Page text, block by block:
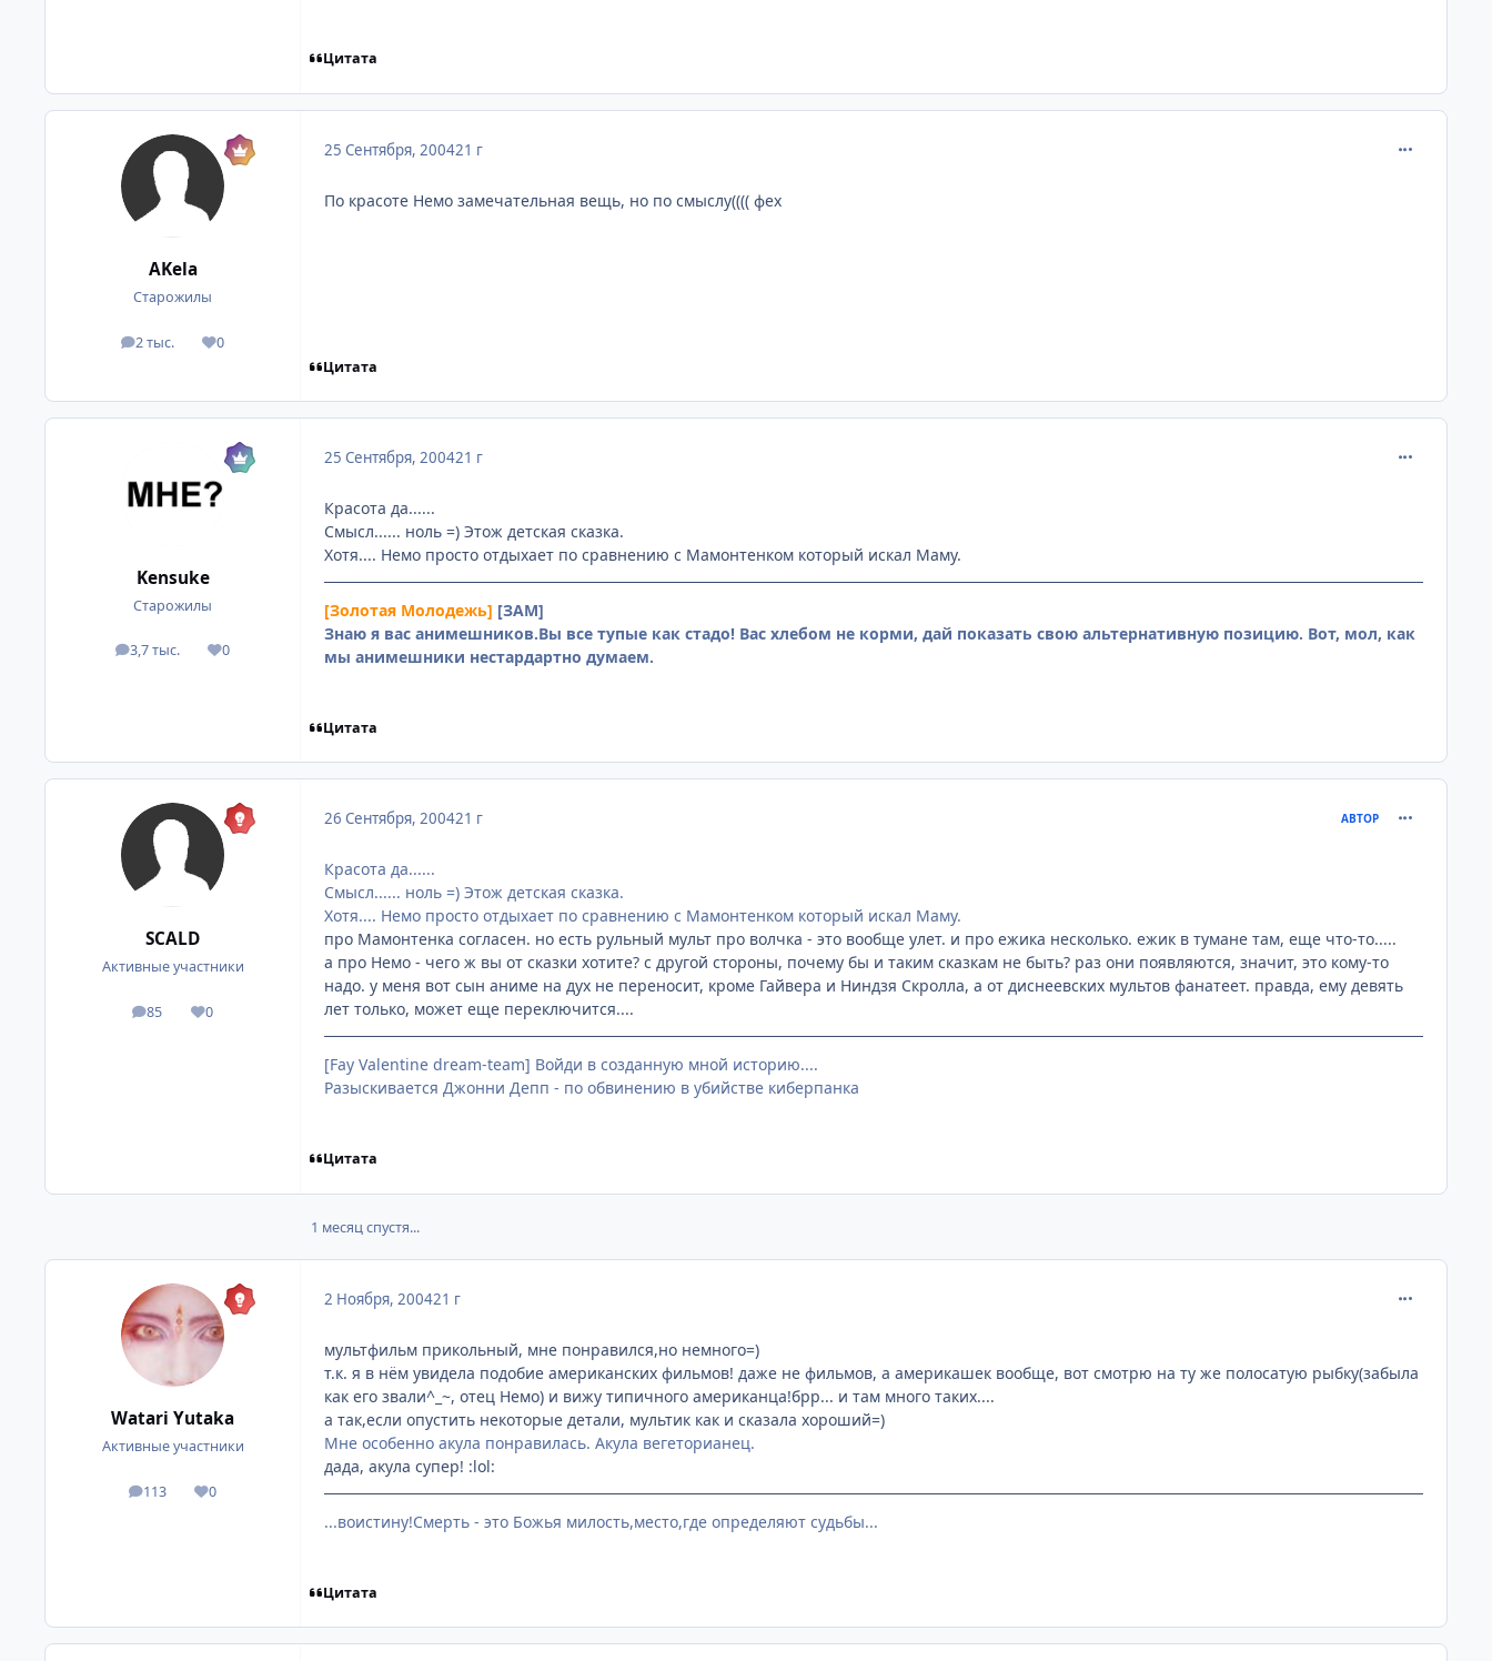
Цитата
AKela
Старожилы
2 тыс.
посты 0
Репутация
25 Сентября, 200421 г
По красоте Немо замечательная вещь, но по смыслу(((( фех
Цитата
Kensuke
Старожилы
3,7 тыс.
посты 0
Репутация
25 Сентября, 200421 г
Красота да......
Смысл...... ноль =) Этож детская сказка.
Хотя.... Немо просто отдыхает по сравнению с Мамонтенком который искал Маму.
[Золотая Молодежь] [ЗАМ]
Знаю я вас анимешников.Вы все тупые как стадо! Вас хлебом не корми, дай показать свою альтернативную позицию. Вот, мол, как
мы анимешники нестардартно думаем.
Цитата
SCALD
Активные участники
85
посты 0
Репутация
26 Сентября, 200421 г АВТОР
Красота да......
Смысл...... ноль =) Этож детская сказка.
Хотя.... Немо просто отдыхает по сравнению с Мамонтенком который искал Маму.
про Мамонтенка согласен. но есть рульный мульт про волчка - это вообще улет. и про ежика несколько. ежик в тумане там, еще что-то.....
а про Немо - чего ж вы от сказки хотите? с другой стороны, почему бы и таким сказкам не быть? раз они появляются, значит, это кому-то
надо. у меня вот сын аниме на дух не переносит, кроме Гайвера и Ниндзя Скролла, а от диснеевских мультов фанатеет. правда, ему девять
лет только, может еще переключится....
[Fay Valentine dream-team] Войди в созданную мной историю....
Разыскивается Джонни Депп - по обвинению в убийстве киберпанка
Цитата
1 месяц спустя...
Watari Yutaka
Активные участники
113
посты 0
Репутация
2 Ноября, 200421 г
мультфильм прикольный, мне понравился,но немного=)
т.к. я в нём увидела подобие американских фильмов! даже не фильмов, а америкашек вообще, вот смотрю на ту же полосатую рыбку(забыла
как его звали^_~, отец Немо) и вижу типичного американца!брр... и там много таких....
а так,если опустить некоторые детали, мультик как и сказала хороший=)
Мне особенно акула понравилась. Акула вегеторианец.
дада, акула супер! :lol:
...воистину!Смерть - это Божья милость,место,где определяют судьбы...
Цитата